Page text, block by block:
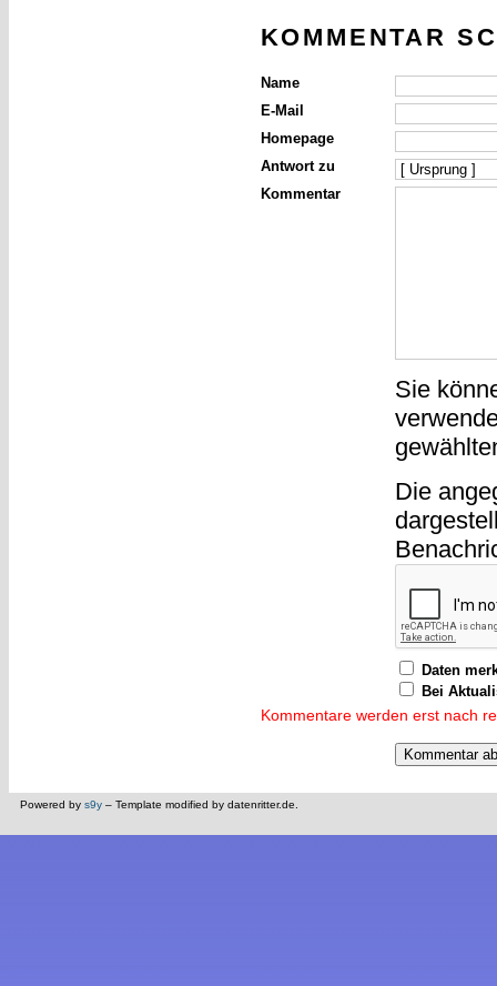
KOMMENTAR
Name
E-Mail
Homepage
Antwort zu
Kommentar
Sie
Die
Daten
Bei
Kommentare werden erst nach
Powered by s9y – Template modified by datenritter.de.